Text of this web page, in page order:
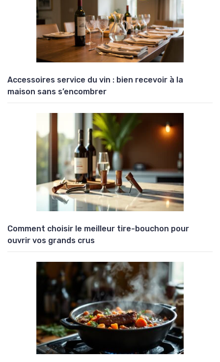
Accessoires service du vin : bien recevoir à la
maison sans s’encombrer
Comment choisir le meilleur tire-bouchon pour
ouvrir vos grands crus